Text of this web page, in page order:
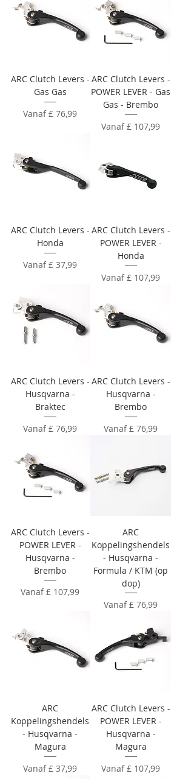
ARC Clutch Levers -
Gas Gas
Vanaf£ 76,99
Verkoopprijs
ARC Clutch Levers -
POWER LEVER - Gas
Gas - Brembo
Vanaf£ 107,99
Verkoopprijs
ARC Clutch Levers -
Honda
Vanaf£ 37,99
Verkoopprijs
ARC Clutch Levers -
POWER LEVER -
Honda
Vanaf£ 107,99
Verkoopprijs
ARC Clutch Levers -
Husqvarna -
Braktec
Vanaf£ 76,99
Verkoopprijs
ARC Clutch Levers -
Husqvarna -
Brembo
Vanaf£ 76,99
Verkoopprijs
ARC Clutch Levers -
POWER LEVER -
Husqvarna -
Brembo
Vanaf£ 107,99
Verkoopprijs
ARC
Koppelingshendels
- Husqvarna -
Formula / KTM (op
dop)
Vanaf£ 76,99
Verkoopprijs
ARC
Koppelingshendels
- Husqvarna -
Magura
Vanaf£ 37,99
Verkoopprijs
ARC Clutch Levers -
POWER LEVER -
Husqvarna -
Magura
Vanaf£ 107,99
Verkoopprijs